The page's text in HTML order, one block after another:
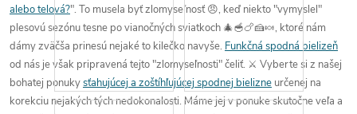
alebo telová?". To musela byťzlomyseľnosť 😠, keď niekto "vymyslel"
plesovú sezónutesne po vianočných sviatkoch 🎄🥣🍗🍰🍬, ktoré nám
dámy zväčša prinesú nejaké to kilečko navyše. Funkčná spodná bielizeň
od nás je však pripravená tejto "zlomyseľnosti"čeliť. ⚔️ Vyberte si z našej
bohatej ponukysťahujúcej a zoštíhľujúcej spodnej bielizne určenej na
korekciu nejakých tých nedokonalosti. Máme jej v ponuke skutočne veľa a